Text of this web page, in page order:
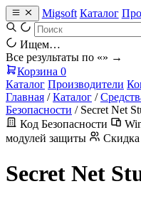
Migsoft Каталог
Ищем…
Все результаты по «» →
Корзина 0
Каталог Производители
Главная / Каталог /
Безопасности / Secret Net
Код Безопасности
модулей защиты
Скидка
Secret Net